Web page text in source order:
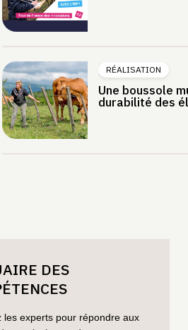
RÉALISATION
Une boussole
durabilité des
DES
les experts pour répondre aux